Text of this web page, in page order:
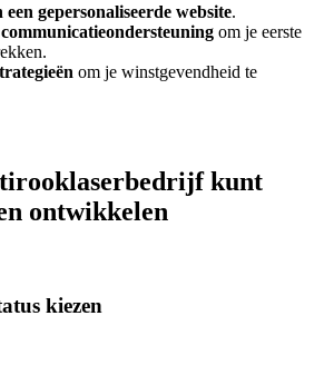
gepersonaliseerde website.
om je eerste
om je winstgevendheid te
kunt
ontwikkelen
kiezen